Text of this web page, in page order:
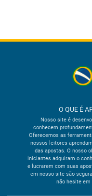
O QUE É
Nosso site é
conhecem
Oferecemos as
nossos leitores
das apostas. O nosso
iniciantes adquiram o
e lucrarem com suas
em nosso site são
não hesite em